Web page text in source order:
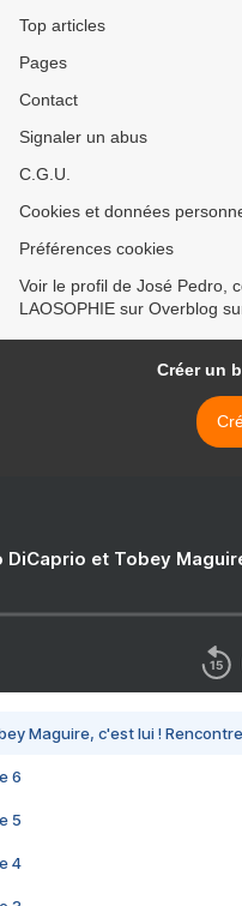
Top articles
Pages
Contact
Signaler un abus
C.G.U.
Cookies et données
Préférences cookies
Voir le profil de José Pedro,
LAOSOPHIE sur Overblog
Créer un
DiCaprio et Tobey
Maguire, c'est lui !
6
5
4